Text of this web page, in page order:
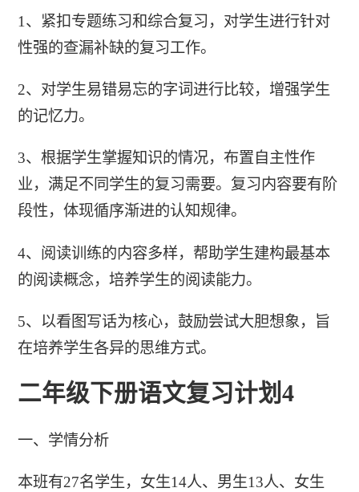
1、紧扣专题练习和综合复习，对学生进行针对
性强的查漏补缺的复习工作。
2、对学生易错易忘的字词进行比较，增强学生
的记忆力。
3、根据学生掌握知识的情况，布置自主性作
业，满足不同学生的复习需要。复习内容要有阶
段性，体现循序渐进的认知规律。
4、阅读训练的内容多样，帮助学生建构最基本
的阅读概念，培养学生的阅读能力。
5、以看图写话为核心，鼓励尝试大胆想象，旨
在培养学生各异的思维方式。
二年级下册语文复习计划4
一、学情分析
本班有27名学生，女生14人、男生13人、女生